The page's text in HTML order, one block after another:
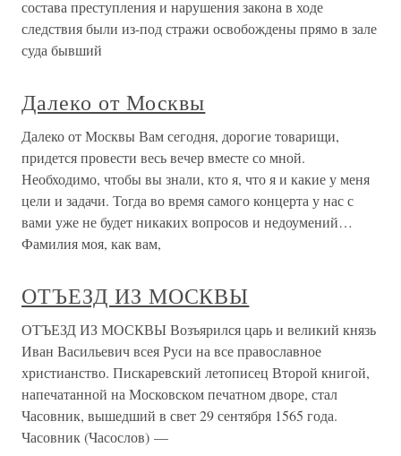
состава преступления и нарушения закона в ходе
следствия были из-под стражи освобождены прямо в зале
суда бывший
Далеко от Москвы
Далеко от Москвы Вам сегодня, дорогие товарищи,
придется провести весь вечер вместе со мной.
Необходимо, чтобы вы знали, кто я, что я и какие у меня
цели и задачи. Тогда во время самого концерта у нас с
вами уже не будет никаких вопросов и недоумений…
Фамилия моя, как вам,
ОТЪЕЗД ИЗ МОСКВЫ
ОТЪЕЗД ИЗ МОСКВЫ Возъярился царь и великий князь
Иван Васильевич всея Руси на все православное
христианство. Пискаревский летописец Второй книгой,
напечатанной на Московском печатном дворе, стал
Часовник, вышедший в свет 29 сентября 1565 года.
Часовник (Часослов) —